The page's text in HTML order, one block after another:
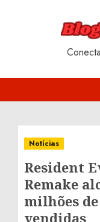
Notícias
Resident
Remake
milhões
vendidas